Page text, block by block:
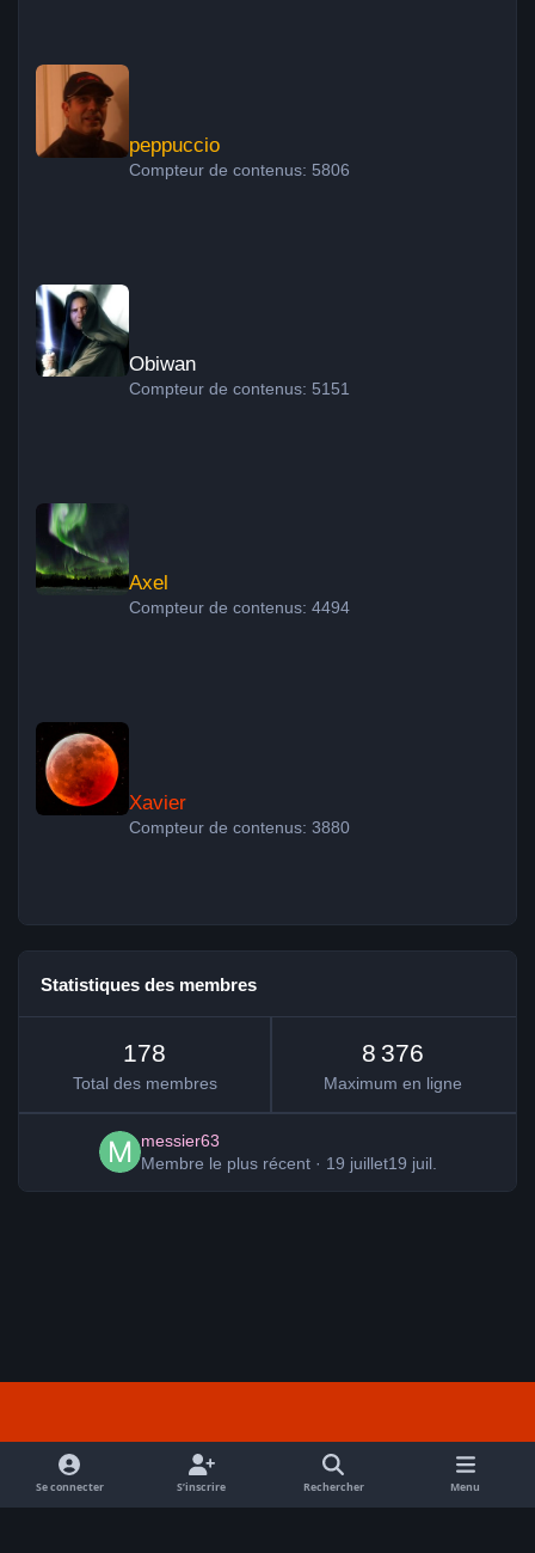
peppuccio
Compteur de contenus: 5806
Obiwan
Compteur de contenus: 5151
Axel
Compteur de contenus: 4494
Xavier
Compteur de contenus: 3880
Statistiques des membres
178
Total des membres
8 376
Maximum en ligne
messier63
Membre le plus récent · 19 juillet19 juil.
f
a
c
Se connecter S’inscrire Rechercher Menu